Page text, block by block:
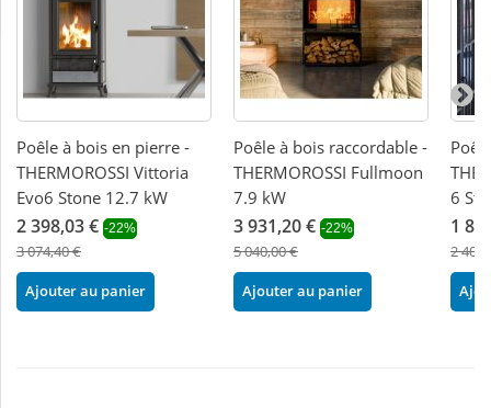
Poêle à bois en pierre -
THERMOROSSI Vittoria
Evo6 Stone 12.7 kW
2 398,03 € -22%
3 074,40 €
Ajouter au panier
Poêle à bois raccordable -
THERMOROSSI Fullmoon
7.9 kW
3 931,20 € -22%
5 040,00 €
Ajouter au panier
6
1
2